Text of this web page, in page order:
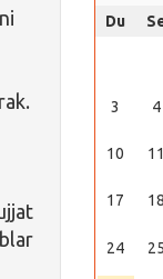
Du
3 4
10 11
17 18
24 25